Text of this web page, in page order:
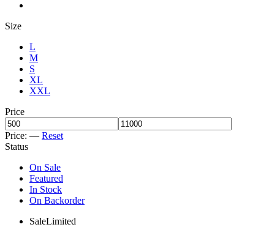
Size
L
M
S
XL
XXL
Price
Price: — Reset
Status
On Sale
Featured
In Stock
On Backorder
SaleLimited